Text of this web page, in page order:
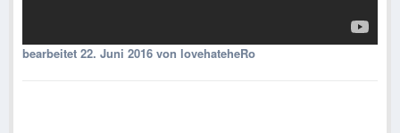
bearbeitet 22. Juni 2016 von lovehateheRo